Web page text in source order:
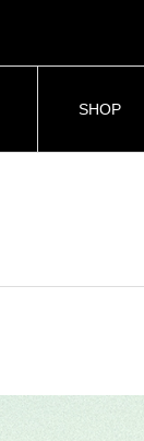
SHOP